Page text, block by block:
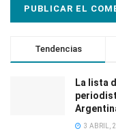
Tendencias
La lista
3 ABRIL,